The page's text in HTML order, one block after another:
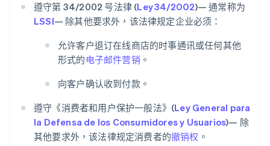
遵守第 34/2002 号法律 (Ley 34/2002)— 通常称为
LSSI— 除其他要求外，该法律规定企业必须：
允许客户退订在线商店的时事通讯或任何其他
形式的 电子邮件营销 。
向客户确认收到付款。
遵守《消费者和用户保护一般法》(Ley General para
la Defensa de los Consumidores y Usuarios)— 除
其他要求外，该法律规定消费者的撤销权 。